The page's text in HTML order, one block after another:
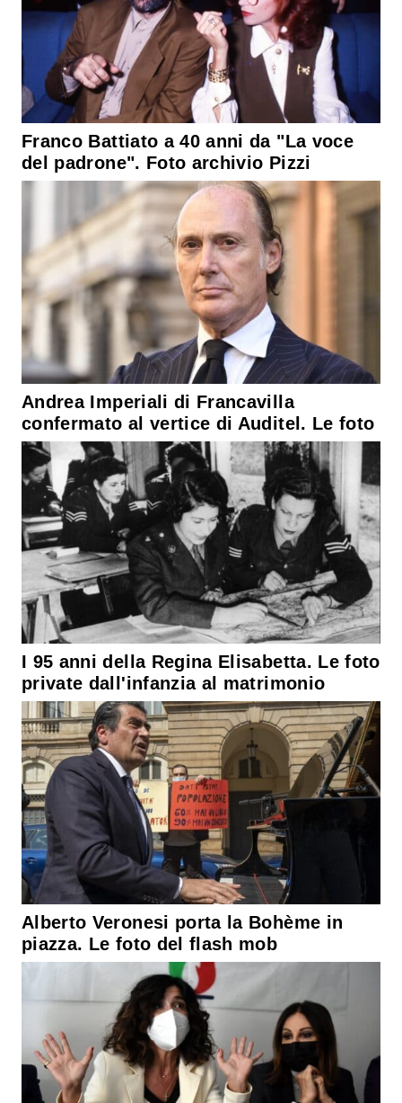
Franco Battiato a 40 anni da "La voce
del padrone". Foto archivio Pizzi
Andrea Imperiali di Francavilla
confermato al vertice di Auditel. Le foto
I 95 anni della Regina Elisabetta. Le foto
private dall'infanzia al matrimonio
Alberto Veronesi porta la Bohème in
piazza. Le foto del flash mob